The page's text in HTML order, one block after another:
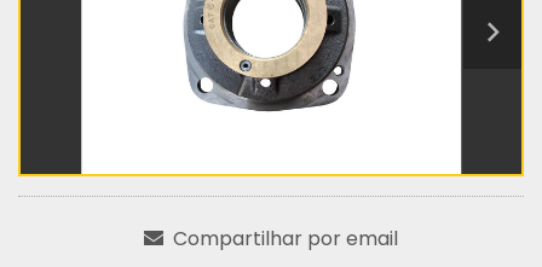
Compartilhar por email